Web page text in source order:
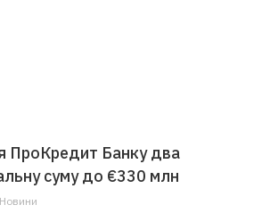
ПроКредит Банку два
суму до €330 млн